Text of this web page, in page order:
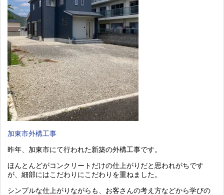
加東市外構工事
昨年、加東市にて行われた新築の外構工事です。
ほんとんどがコンクリートだけの仕上がりだと思われがちです
が、細部にはこだわりにこだわりを重ねました。
シンプルな仕上がりながらも、お客さんの考え方などから学びの